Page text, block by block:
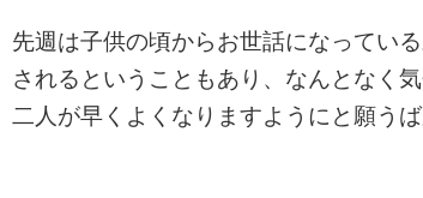
先週は子供の頃からお世話になってい
されるということもあり、なんとなく
二人が早くよくなりますようにと願う